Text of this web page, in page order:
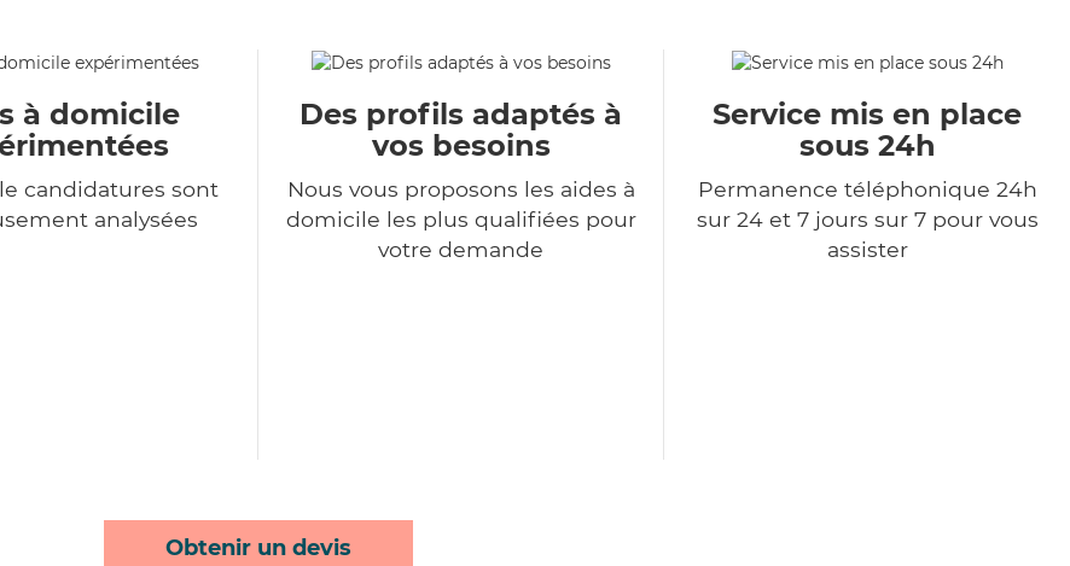
à domicile
candidatures sont
analysées
Des profils adaptés à
vos besoins
Nous vous proposons les aides à
domicile les plus qualifiées pour
votre demande
Service mis en place
sous 24h
Permanence téléphonique 24h
sur 24 et 7 jours sur 7 pour vous
assister
Obtenir un devis